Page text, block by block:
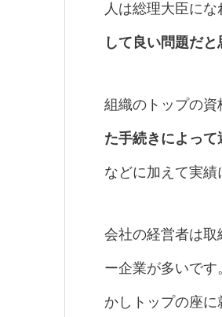
人は総理大臣に
して良い問題だ
組織のトップの資
た手続きによって
などに加えて実績
会社の経営者は
ー企業が多いで
かしトップの座